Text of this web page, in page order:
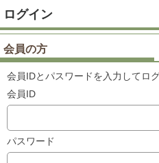
ログイン
会員の方
会員IDとパスワードを入力してロ
会員ID
パスワード